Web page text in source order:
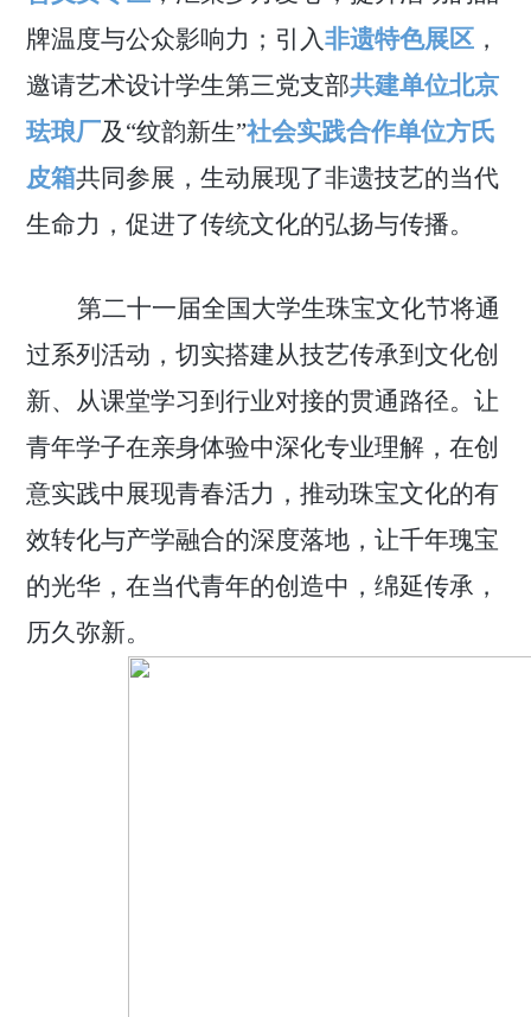
牌温度与公众影响力；引入非遗特色展区，
邀请艺术设计学生第三党支部共建单位北京
珐琅厂及 “纹韵新生”社会实践合作单位方氏
皮箱共同参展，生动展现了非遗技艺的当代
生命力，促进了传统文化的弘扬与传播。
第二十一届全国大学生珠宝文化节将通
过系列活动， 切实搭建从技艺传承到文化创
新、从课堂学习到行业对接的贯通路径。 让
青年学子在亲身体验中深化专业理解，在创
意实践中展现青春活力，推动珠宝文化的有
效转化与产学融合的深度落地，让千年瑰宝
的光华，在当代青年的创造中，绵延传承，
历久弥新。